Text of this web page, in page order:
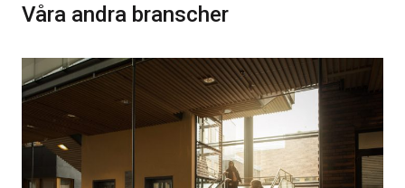
Våra andra branscher